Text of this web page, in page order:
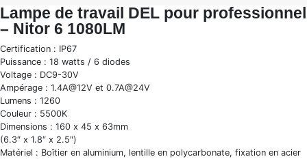
Lampe de travail DEL pour professionnel
– Nitor 6 1080LM
Certification : IP67
Puissance : 18 watts / 6 diodes
Voltage : DC9-30V
Ampérage : 1.4A@12V et 0.7A@24V
Lumens : 1260
Couleur : 5500K
Dimensions : 160 x 45 x 63mm
(6.3″ x 1.8″ x 2.5″)
Matériel : Boîtier en aluminium, lentille en polycarbonate, fixation en acier